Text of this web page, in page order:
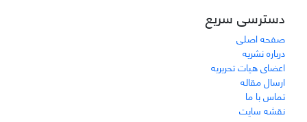
دسترسی سریع
صفحه اصلی
درباره نشریه
اعضای هیات تحریریه
ارسال مقاله
تماس با ما
نقشه سایت